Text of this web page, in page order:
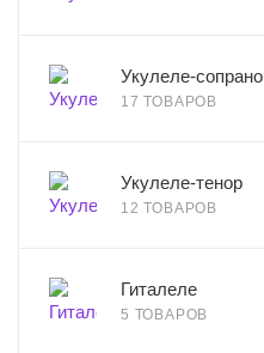
Укулеле-сопрано
17 ТОВАРОВ
Укулеле-тенор
12 ТОВАРОВ
Гиталеле
5 ТОВАРОВ